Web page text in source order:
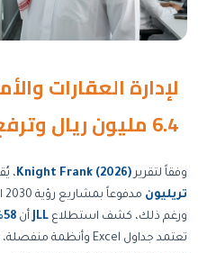
6.4 مليون ريال وترفع الإشغال إلى 93%؟
وفقاً لتقريرKnight Frank (2026)،
تريليون
ورغم ذلك، كشف استطلاع JLLأن 58% من شركات إدارة الأملاك
تعتمد جداول Excel وأنظمة منفصلة، مما يُكلّفها